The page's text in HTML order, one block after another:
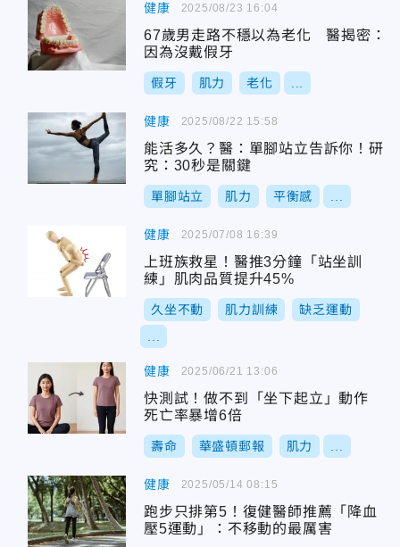
健康
67歲男走路不穩以為老化 醫揭密：
因為沒戴假牙
假牙 肌力 老化
2025/08/23 16:04
健康
能活多久？醫：單腳站立告訴你！研
究：30秒是關鍵
單腳站立 肌力 平衡感
2025/08/22 15:58
健康
上班族救星！醫推3分鐘「站坐訓
練」肌肉品質提升45%
久坐不動 肌力訓練 缺乏運動
2025/07/08 16:39
健康
快測試！做不到「坐下起立」動作
死亡率暴增6倍
壽命 華盛頓郵報 肌力
2025/06/21 13:06
健康
跑步只排第5！復健醫師推薦「降血
壓5運動」：不移動的最厲害
2025/05/14 08:15